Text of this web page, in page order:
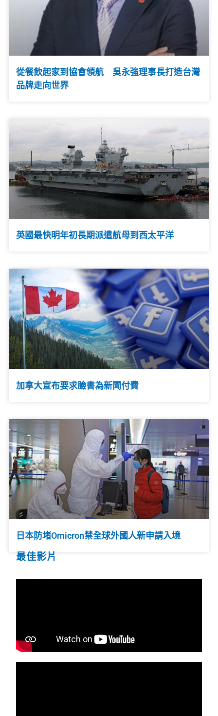
從餐飲起家到協會領航 吳永強理事長打造台灣
品牌走向世界
英國最快明年初長期派遣航母到西太平洋
加拿大宣布要求臉書為新聞付費
日本防堵Omicron禁全球外國人新申請入境
最佳影片